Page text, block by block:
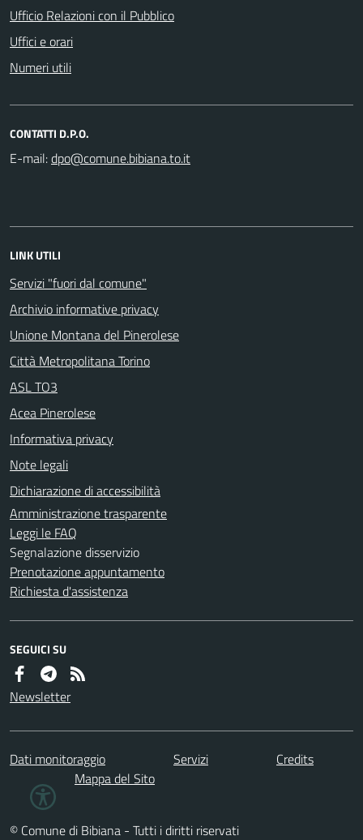
Ufficio Relazioni con il Pubblico
Uffici e orari
Numeri utili
CONTATTI D.P.O.
E-mail:
LINK UTILI
Servizi "fuori dal comune"
Archivio informative privacy
Unione Montana del Pinerolese
Città Metropolitana Torino
ASL TO3
Acea Pinerolese
Informativa privacy
Note legali
Dichiarazione di accessibilità
Amministrazione trasparente
Leggi le FAQ
Segnalazione disservizio
Prenotazione appuntamento
Richiesta d'assistenza
SEGUICI SU
Newsletter
Dati monitoraggio Servizi
Credits
Mappa del Sito
© Comune di Bibiana - Tutti i diritti riservati